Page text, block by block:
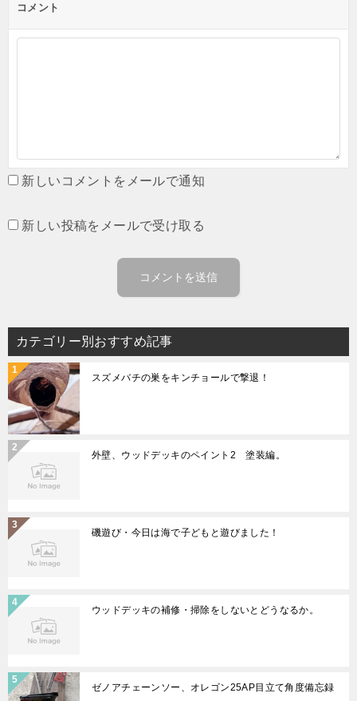
コメント
新しいコメントをメールで通知
新しい投稿をメールで受け取る
カテゴリー別おすすめ記事
スズメバチの巣をキンチョールで撃退！
外壁、ウッドデッキのペイント2 塗装編。
磯遊び・今日は海で子どもと遊びました！
ウッドデッキの補修・掃除をしないとどうなるか。
ゼノアチェーンソー、オレゴン25AP目立て角度備忘録